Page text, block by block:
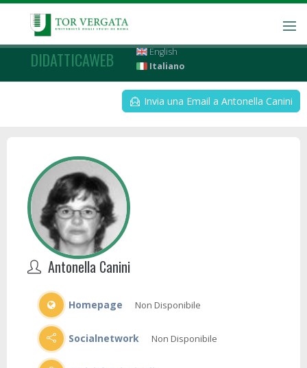
DIDATTICAWEB
English
Italiano
Invia una Email a Antonella Canini
Antonella Canini
Homepage Non Disponibile
Socialnetwork Non Disponibile